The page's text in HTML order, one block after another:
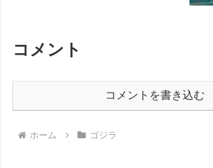
コメント
コメントを書き込む
ホーム ゴジラ